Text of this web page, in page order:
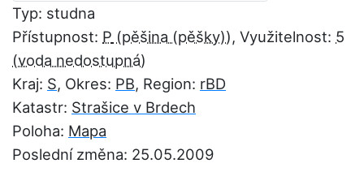
Typ: studna
Přístupnost: P , Využitelnost: 5
Kraj: S, Okres: PB, Region: rBD
Katastr: Strašice v Brdech
Poloha: Mapa
Poslední změna: 25.05.2009